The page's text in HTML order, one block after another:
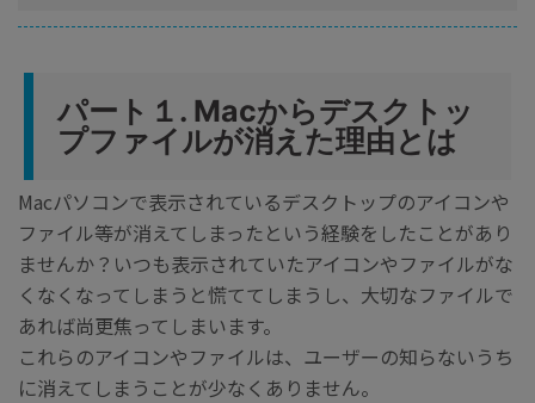
パート１. Macからデスクトッ
プファイルが消えた理由とは
Macパソコンで表示されているデスクトップのアイコンや
ファイル等が消えてしまったという経験をしたことがあり
ませんか？いつも表示されていたアイコンやファイルがな
くなくなってしまうと慌ててしまうし、大切なファイルで
あれば尚更焦ってしまいます。
これらのアイコンやファイルは、ユーザーの知らないうち
に消えてしまうことが少なくありません。